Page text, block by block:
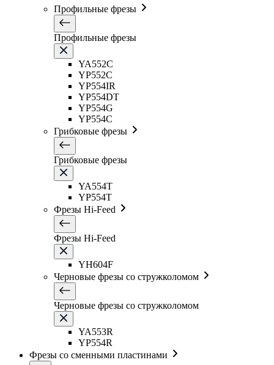
Профильные фрезы
Профильные фрезы
YA552C
YP552C
YP554IR
YP554DT
YP554G
YP554C
Грибковые фрезы
Грибковые фрезы
YA554T
YP554T
Фрезы Hi-Feed
Фрезы Hi-Feed
YH604F
Черновые фрезы со стружколомом
Черновые фрезы со стружколомом
YA553R
YP554R
Фрезы со сменными пластинами